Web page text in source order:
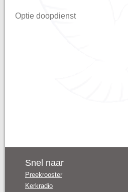
Optie doopdienst
Snel naar
Preekrooster
Kerkradio